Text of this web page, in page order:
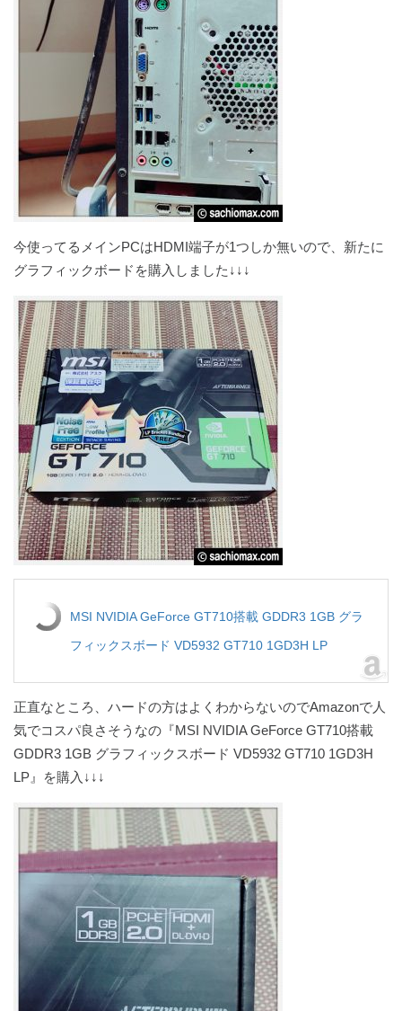
今使ってるメインPCはHDMI端子が1つしか無いので、新たに
グラフィックボードを購入しました↓↓↓
MSI NVIDIA GeForce GT710搭載 GDDR3 1GB グラ
フィックスボード VD5932 GT710 1GD3H LP
正直なところ、ハードの方はよくわからないのでAmazonで人
気でコスパ良さそうなの『MSI NVIDIA GeForce GT710搭載
GDDR3 1GB グラフィックスボード VD5932 GT710 1GD3H
LP』を購入↓↓↓